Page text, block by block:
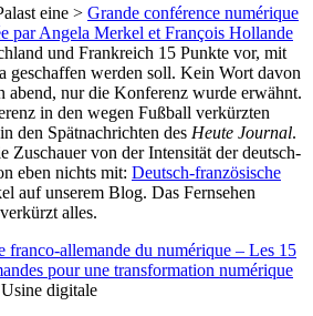
eine > Grande conférence numérique
par Angela Merkel et François Hollande
und Frankreich 15 Punkte vor, mit
geschaffen werden soll. Kein Wort davon
abend, nur die Konferenz wurde erwähnt.
in den wegen Fußball verkürzten
den Spätnachrichten des Heute Journal.
Zuschauer von der Intensität der deutsch-
eben nichts mit: Deutsch-französische
auf unserem Blog. Das Fernsehen
alles.
franco-allemande du numérique – Les 15
pour une transformation numérique
digitale